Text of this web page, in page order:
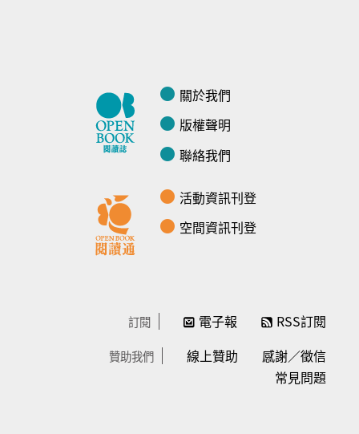
關於我們
版權聲明
聯絡我們
活動資訊刊登
空間資訊刊登
訂閱 電子報 RSS訂閱
贊助我們 線上贊助
感謝／徵信
常見問題